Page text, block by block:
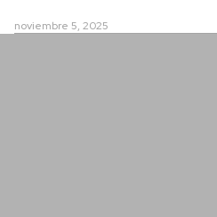
noviembre 5, 2025